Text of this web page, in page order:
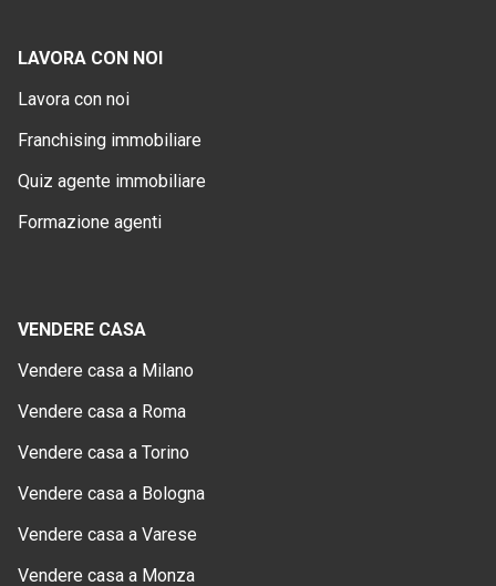
LAVORA CON NOI
Lavora con noi
Franchising immobiliare
Quiz agente immobiliare
Formazione agenti
VENDERE CASA
Vendere casa a Milano
Vendere casa a Roma
Vendere casa a Torino
Vendere casa a Bologna
Vendere casa a Varese
Vendere casa a Monza